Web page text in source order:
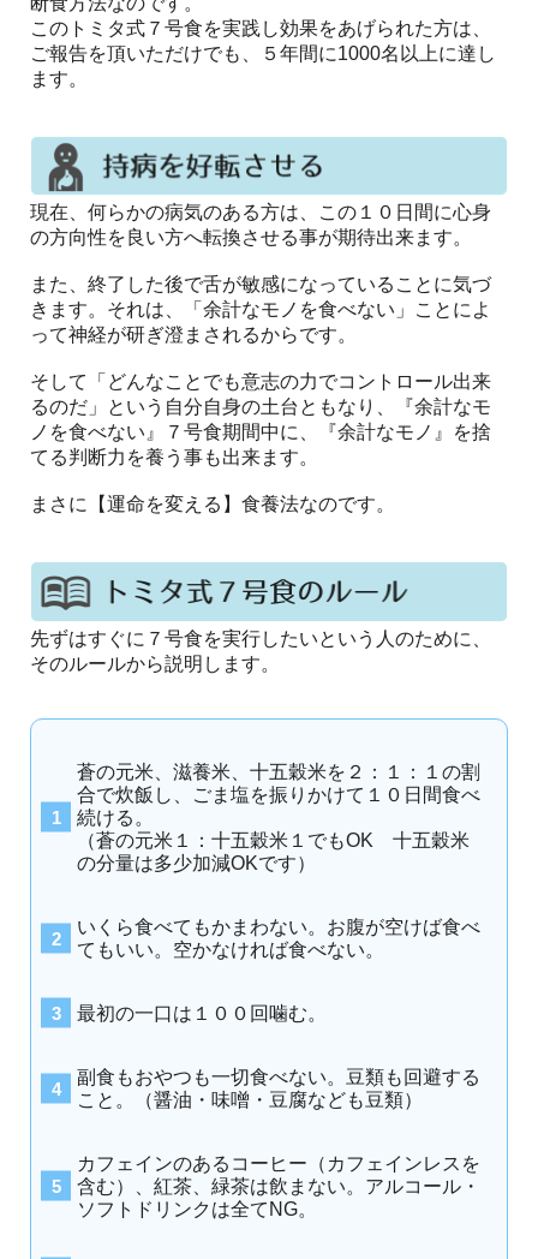
このトミタ式７号食を実践し効果をあげられた方は、
ご報告を頂いただけでも、５年間に1000名以上に達し
ます。
現在、何らかの病気のある方は、この１０日間に心身
の方向性を良い方へ転換させる事が期待出来ます。
また、終了した後で舌が敏感になっていることに気づ
きます。それは、「余計なモノを食べない」ことによ
って神経が研ぎ澄まされるからです。
そして「どんなことでも意志の力でコントロール出来
るのだ」という自分自身の土台ともなり、『余計なモ
ノを食べない』７号食期間中に、『余計なモノ』を捨
てる判断力を養う事も出来ます。
まさに【運命を変える】食養法なのです。
先ずはすぐに７号食を実行したいという人のために、
そのルールから説明します。
蒼の元米、滋養米、十五穀米を２：１：１の割
合で炊飯し、ごま塩を振りかけて１０日間食べ
続ける。
（蒼の元米１：十五穀米１でもOK 十五穀米
の分量は多少加減OKです）
いくら食べてもかまわない。お腹が空けば食べ
てもいい。空かなければ食べない。
最初の一口は１００回噛む。
副食もおやつも一切食べない。豆類も回避する
こと。（醤油・味噌・豆腐なども豆類）
カフェインのあるコーヒー（カフェインレスを
含む）、紅茶、緑茶は飲まない。アルコール・
ソフトドリンクは全てNG。